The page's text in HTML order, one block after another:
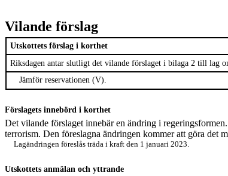
Vilande förslag
Utskottets förslag i korthet
Riksdagen antar slutligtdet vilande förslageti bilaga 2 till lag
Jämför reservationen(V).
Förslagets innebörd i korthet
Det vilande förslaget innebär en ändring i regeringsformen.
terrorism. Den föreslagna ändringen kommer att göra det
Lagändringen föreslås träda i kraft den 1 januari 2023.
Utskottets anmälan och yttrande